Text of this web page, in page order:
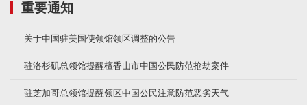
重要通知
关于中国驻美国使领馆领区调整的公告
驻洛杉矶总领馆提醒檀香山市中国公民防范抢劫案件
驻芝加哥总领馆提醒领区中国公民注意防范恶劣天气